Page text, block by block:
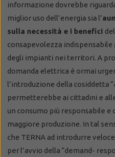
informazione dovrebbe
miglior uso dell’energia sia l’
sulla necessità e i benefici
consapevolezza
degli impianti nei territori. A
domanda elettrica è ormai
l’introduzione della cosiddetta “
permetterebbe ai cittadini e
un consumo più responsabile
maggiore produzione. In tal
che TERNA ad introdurre
per l’avvio della “demand-